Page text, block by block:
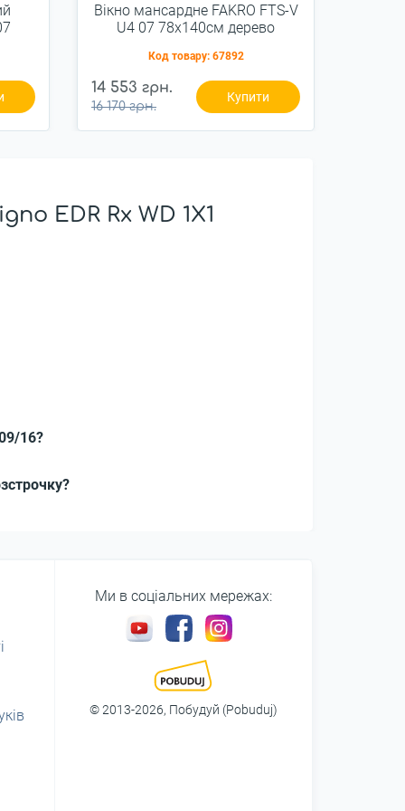
Вікно мансардне FAKRO FTS-V
U4 07 78x140см дерево
Код товару: 67892
14 553 грн.
16 170 грн.
Купити
EDR Rх WD 1X1
16?
Ми в соціальних мережах:
© 2013-2026, Побудуй (Pobuduj)